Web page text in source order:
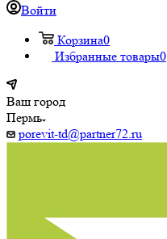
Войти
Корзина0
Избранные товары0
Ваш город
Пермь
porevit-td@partner72.ru